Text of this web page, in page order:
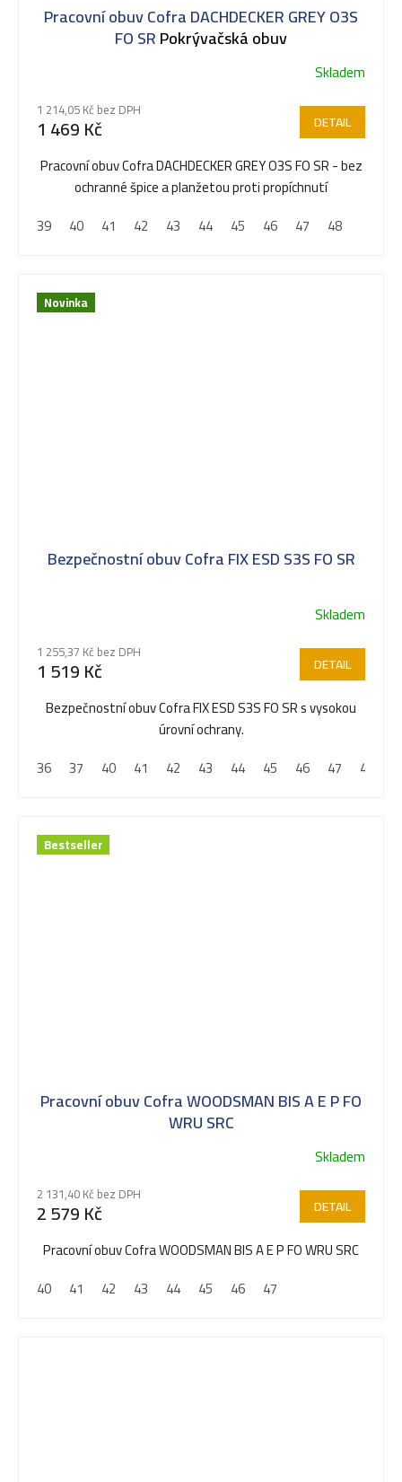
Pracovní obuv Cofra DACHDECKER GREY O3S
FO SRPokrývačská obuv
Skladem
1 214,05 Kč bez DPH
1 469 Kč DETAIL
Pracovní obuv Cofra DACHDECKER GREY O3S FO SR - bez
ochranné špice a planžetou proti propíchnutí
39
40 41 42 43 44 45 46 47 48
Novinka
Bezpečnostní obuv Cofra FIX ESD S3S FO SR
Skladem
1 255,37 Kč bez DPH
1 519 Kč DETAIL
Bezpečnostní obuv Cofra FIX ESD S3S FO SR s vysokou
úrovní ochrany.
36
37 40 41 42 43 44 45 46 47 48
Bestseller
Pracovní obuv Cofra WOODSMAN BIS A E P FO
WRU SRC
hodnocení
produktu
je
5,0
5
Skladem
2 131,40 Kč bez DPH
2 579 Kč DETAIL
Pracovní obuv Cofra WOODSMAN BIS A E P FO WRU SRC
40
41 42 43 44 45 46 47